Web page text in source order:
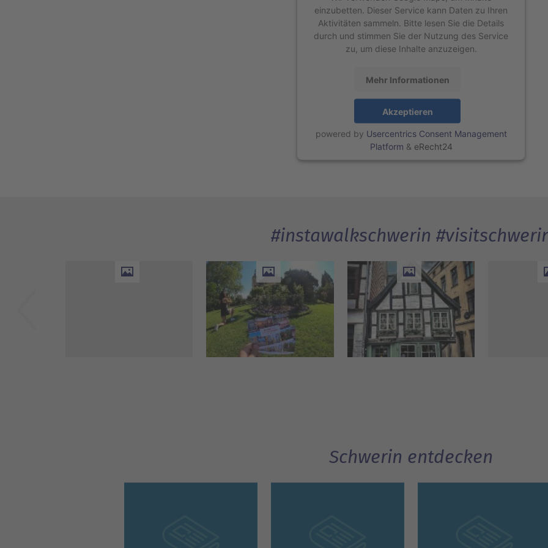
einzubetten. Dieser Service kann Daten zu Ihren
Aktivitäten sammeln. Bitte lesen Sie die Details
durch und stimmen Sie der Nutzung des Service
zu, um diese Inhalte anzuzeigen.
Mehr Informationen
Akzeptieren
powered by Usercentrics Consent Management
Platform & eRecht24
#instawalkschwerin
Schwerin entdecken